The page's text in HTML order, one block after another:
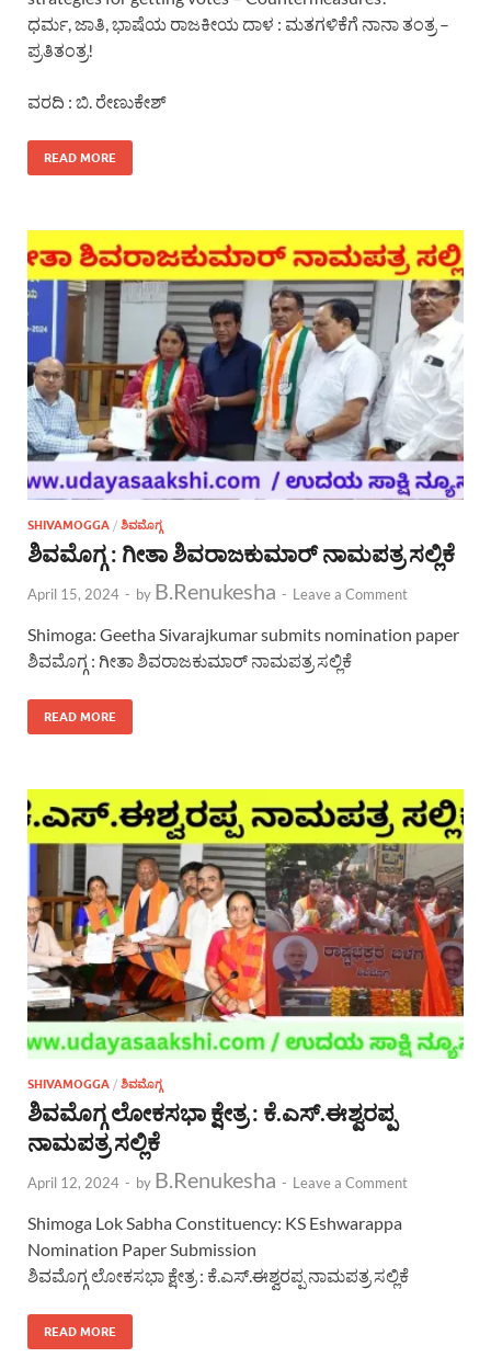
ಧರ್ಮ, ಜಾತಿ, ಭಾಷೆಯ ರಾಜಕೀಯ ದಾಳ : ಮತಗಳಿಕೆಗೆ ನಾನಾ ತಂತ್ರ –
ಪ್ರತಿತಂತ್ರ!
ವರದಿ : ಬಿ. ರೇಣುಕೇಶ್
READ MORE
SHIVAMOGGA / ಶಿವಮೊಗ್ಗ
ಶಿವಮೊಗ್ಗ : ಗೀತಾ ಶಿವರಾಜಕುಮಾರ್ ನಾಮಪತ್ರ ಸಲ್ಲಿಕೆ
April 15, 2024 - by B.Renukesha - Leave a Comment
Shimoga: Geetha Sivarajkumar submits nomination paper
ಶಿವಮೊಗ್ಗ : ಗೀತಾ ಶಿವರಾಜಕುಮಾರ್ ನಾಮಪತ್ರ ಸಲ್ಲಿಕೆ
READ MORE
SHIVAMOGGA / ಶಿವಮೊಗ್ಗ
ಶಿವಮೊಗ್ಗ ಲೋಕಸಭಾ ಕ್ಷೇತ್ರ : ಕೆ.ಎಸ್.ಈಶ್ವರಪ್ಪ
ನಾಮಪತ್ರ ಸಲ್ಲಿಕೆ
April 12, 2024 - by B.Renukesha - Leave a Comment
Shimoga Lok Sabha Constituency: KS Eshwarappa
Nomination Paper Submission
ಶಿವಮೊಗ್ಗ ಲೋಕಸಭಾ ಕ್ಷೇತ್ರ : ಕೆ.ಎಸ್.ಈಶ್ವರಪ್ಪ ನಾಮಪತ್ರ ಸಲ್ಲಿಕೆ
READ MORE